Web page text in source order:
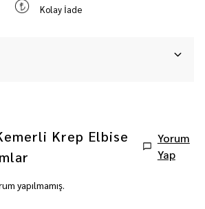
Kolay İade
Krep Elbise
Yorum
Yap
yapılmamış.